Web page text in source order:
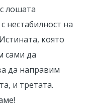
лошата
нестабилност на
която
сами да
да направим
и третата.